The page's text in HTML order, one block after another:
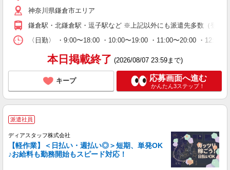
神奈川県鎌倉市エリア
鎌倉駅・北鎌倉駅・逗子駅など ※上記以外にも派遣先多数（登録
〈日勤〉 ・9:00〜18:00 ・10:00〜19:00 ・11:00〜20:00 ・
本日掲載終了 (2026/08/07 23:59まで)
キープ 応募画面へ進む
かんたん3ステップ！
派遣社員
ディアスタッフ株式会社
【軽作業】＜日払い・週払い◎＞短期、単発OK
♪お給料も勤務開始もスピード対応！